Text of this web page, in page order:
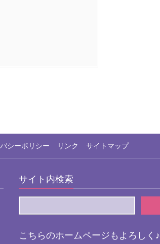
シーポリシー リンク サイトマップ
サイト内検索
こちらのホームページもよろしく♪